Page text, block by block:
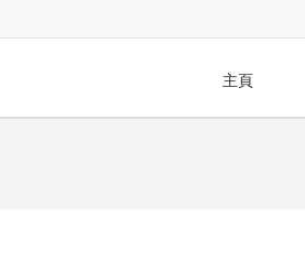
主頁